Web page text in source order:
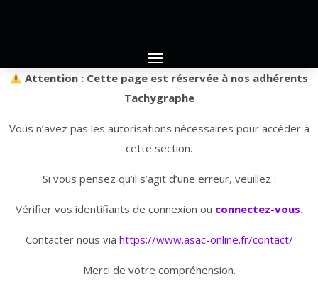
Attention : Cette page est réservée à nos adhérents
Tachygraphe
Vous n’avez pas les autorisations nécessaires pour accéder à
cette section.
Si vous pensez qu’il s’agit d’une erreur, veuillez :
Vérifier vos identifiants de connexion ou connectez-vous.
Contacter nous via https://www.asac-online.fr/contact/
Merci de votre compréhension.